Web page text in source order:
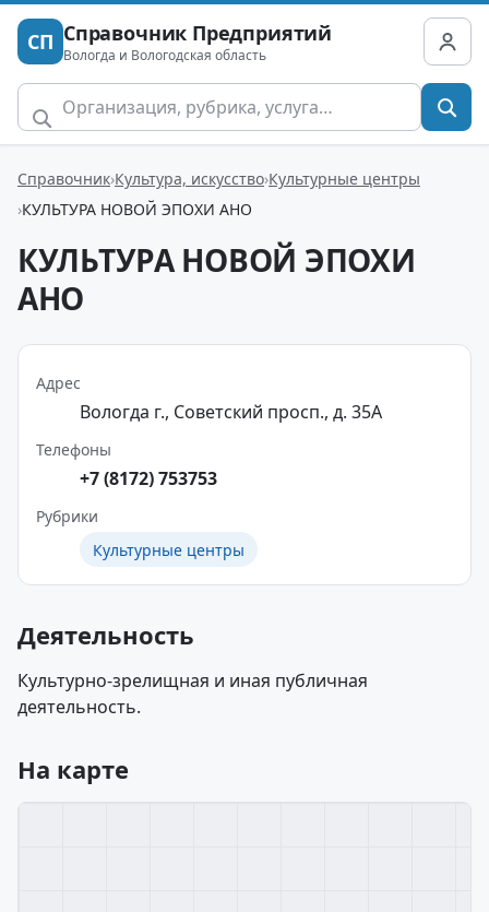
СП Справочник Предприятий
Вологда и Вологодская область
Справочник Культура, искусство Культурные центры
КУЛЬТУРА НОВОЙ ЭПОХИ АНО
КУЛЬТУРА НОВОЙ ЭПОХИ
АНО
Адрес
Вологда г., Советский просп., д. 35А
Телефоны
+7 (8172) 753753
Рубрики
Культурные центры
Деятельность
Культурно-зрелищная и иная публичная
деятельность.
На карте